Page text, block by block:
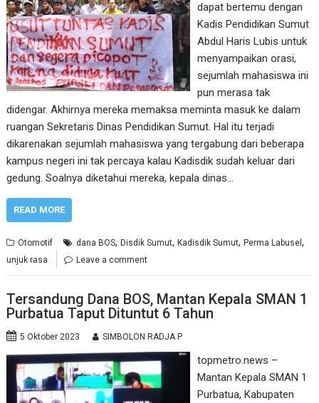
dapat bertemu dengan
Kadis Pendidikan Sumut
Abdul Haris Lubis untuk
menyampaikan orasi,
sejumlah mahasiswa ini
pun merasa tak
didengar. Akhirnya mereka memaksa meminta masuk ke dalam
ruangan Sekretaris Dinas Pendidikan Sumut. Hal itu terjadi
dikarenakan sejumlah mahasiswa yang tergabung dari beberapa
kampus negeri ini tak percaya kalau Kadisdik sudah keluar dari
gedung. Soalnya diketahui mereka, kepala dinas…
READ MORE
Otomotif dana BOS,Disdik Sumut,Kadisdik Sumut,Perma Labusel,
unjuk rasa Leave a comment
Tersandung Dana BOS, Mantan Kepala SMAN 1
Purbatua Taput Dituntut 6 Tahun
5 Oktober 2023 SIMBOLON RADJA P
topmetro.news –
Mantan Kepala SMAN 1
Purbatua, Kabupaten